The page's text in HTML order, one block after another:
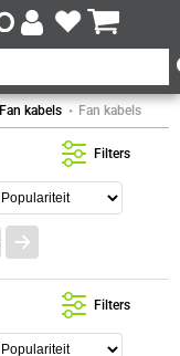
Fan kabels Fan kabels
Filters
Filters